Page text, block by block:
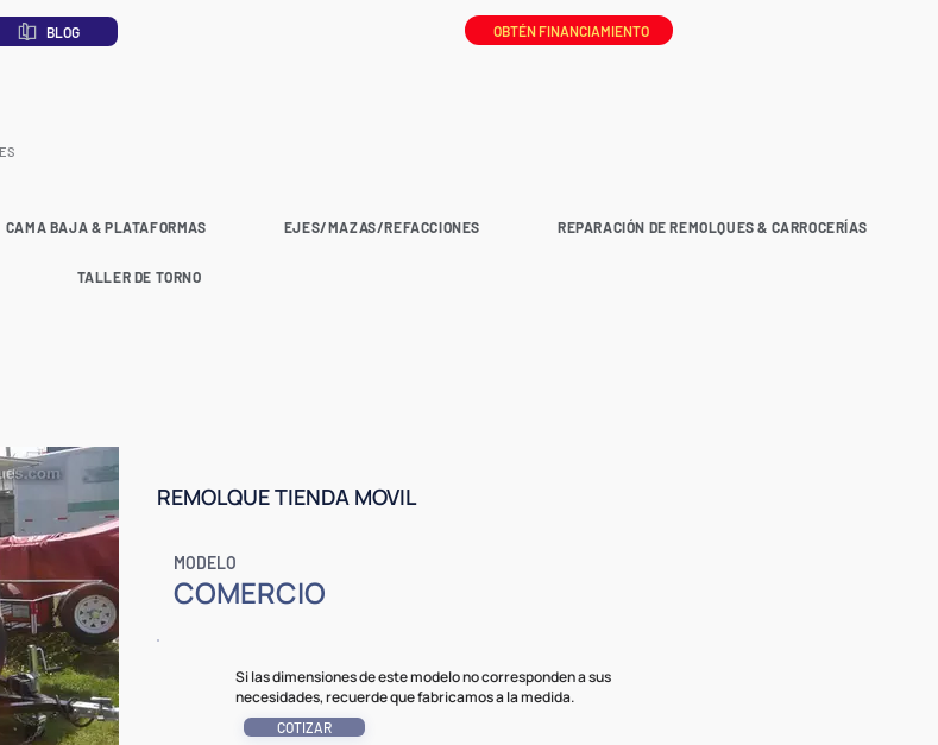
BLOG OBTÉN FINANCIAMIENTO
CAMA BAJA & PLATAFORMAS EJES/MAZAS/REFACCIONES REPARACIÓN DE REMOLQUES & CARROCERÍAS
TALLER DE TORNO
MODELO
COMERCIO
REMOLQUE TIENDA MOVIL
Si las dimensiones de este modelo no corresponden a sus
necesidades, recuerde que fabricamos a la medida.
COTIZAR